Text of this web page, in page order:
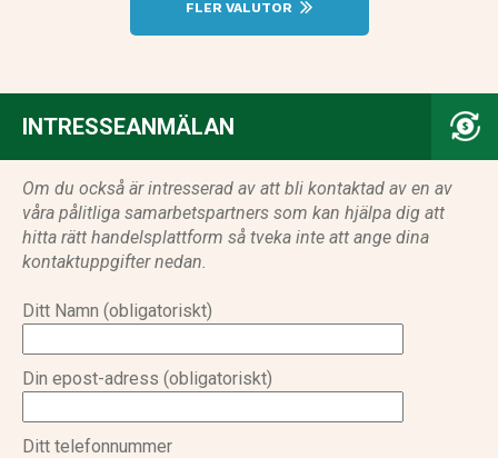
FLER VALUTOR
INTRESSEANMÄLAN
Om du också är intresserad av att bli kontaktad av en av
våra pålitliga samarbetspartners som kan hjälpa dig att
hitta rätt handelsplattform så tveka inte att ange dina
kontaktuppgifter nedan.
Ditt Namn (obligatoriskt)
Din epost-adress (obligatoriskt)
Ditt telefonnummer